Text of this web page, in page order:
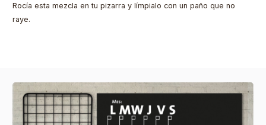
Rocía esta mezcla en tu pizarra y límpialo con un paño que no
raye.